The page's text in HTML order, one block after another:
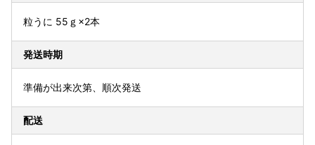
粒うに 55ｇ×2本
発送時期
準備が出来次第、順次発送
配送